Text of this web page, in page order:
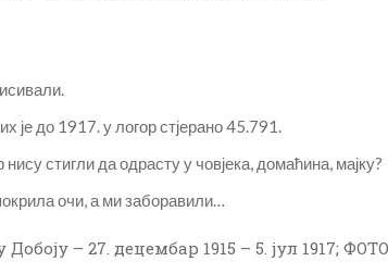
је до 1917. у логор стјерано 45.791.
стигли да одрасту у човјека, домаћина, мајку?
очи, а ми заборавили…
– 27. децембар 1915 – 5. јул 1917; ФОТО